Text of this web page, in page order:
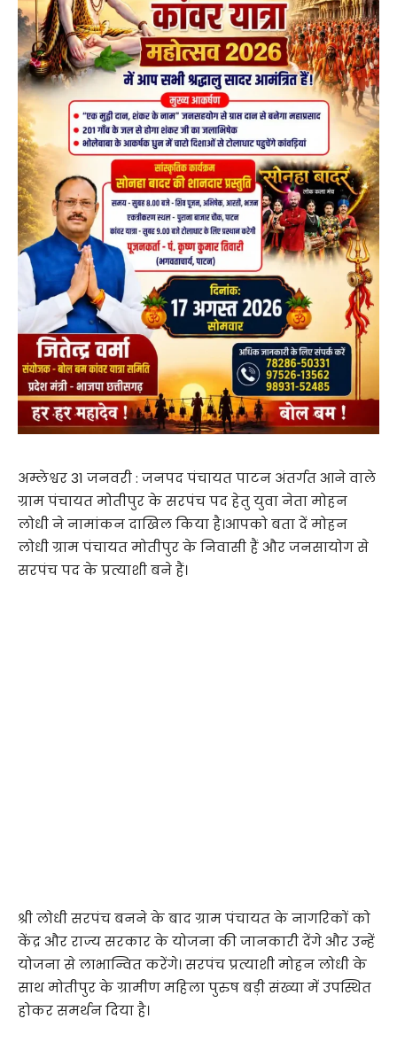
अम्लेश्वर 31 जनवरी : जनपद पंचायत पाटन अंतर्गत आने वाले
ग्राम पंचायत मोतीपुर के सरपंच पद हेतु युवा नेता मोहन
लोधी ने नामांकन दाखिल किया है।आपको बता दें मोहन
लोधी ग्राम पंचायत मोतीपुर के निवासी हैं और जनसायोग से
सरपंच पद के प्रत्याशी बने हैं।
श्री लोधी सरपंच बनने के बाद ग्राम पंचायत के नागरिकों को
केंद्र और राज्य सरकार के योजना की जानकारी देंगे और उन्हें
योजना से लाभान्वित करेंगे। सरपंच प्रत्याशी मोहन लोधी के
साथ मोतीपुर के ग्रामीण महिला पुरुष बड़ी संख्या में उपस्थित
होकर समर्थन दिया है।